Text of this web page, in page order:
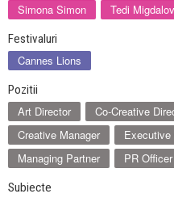
Simona Simon
Tedi
Festivaluri
Cannes Lions
Pozitii
Art Director Co-Creative
Creative Manager
Executive
Managing Partner
PR Officer
Subiecte